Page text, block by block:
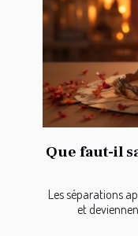
Que faut-il
Les séparations
et